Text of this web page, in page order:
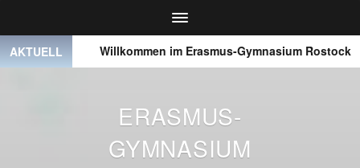
AKTUELL
● ● ● Willkommen im Erasmus-Gymnasium Rostock
ERASMUS-
GYMNASIUM